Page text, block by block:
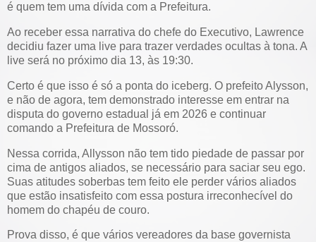
é quem tem uma dívida com a Prefeitura.
Ao receber essa narrativa do chefe do Executivo, Lawrence
decidiu fazer uma live para trazer verdades ocultas à tona. A
live será no próximo dia 13, às 19:30.
Certo é que isso é só a ponta do iceberg. O prefeito Alysson,
e não de agora, tem demonstrado interesse em entrar na
disputa do governo estadual já em 2026 e continuar
comando a Prefeitura de Mossoró.
Nessa corrida, Allysson não tem tido piedade de passar por
cima de antigos aliados, se necessário para saciar seu ego.
Suas atitudes soberbas tem feito ele perder vários aliados
que estão insatisfeito com essa postura irreconhecível do
homem do chapéu de couro.
Prova disso, é que vários vereadores da base governista